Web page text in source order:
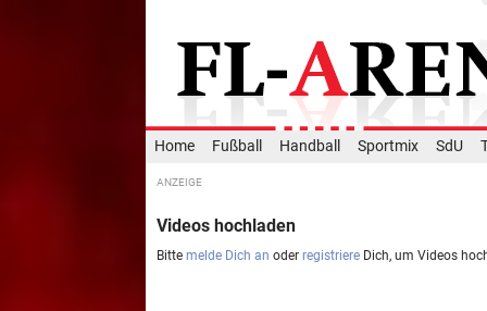
Home Fußball Handball Sportmix SdU
Videos hochladen
Bitte melde Dich an oder registriere Dich, um Videos